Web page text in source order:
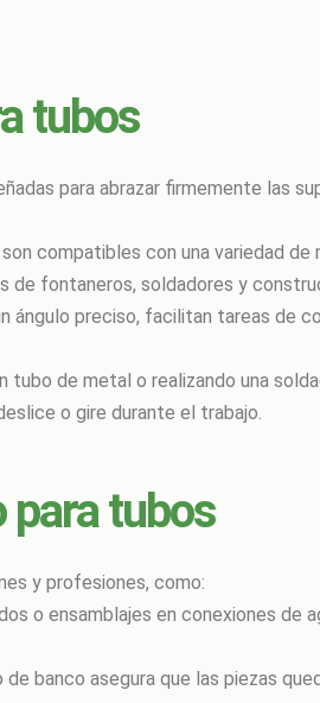
tubos
para abrazar firmemente las
compatibles con una variedad
de fontaneros, soldadores y
ángulo preciso, facilitan tareas de
tubo de metal o realizando una
o gire durante el trabajo.
para tubos
y profesiones, como:
o ensamblajes en conexiones de
banco asegura que las piezas